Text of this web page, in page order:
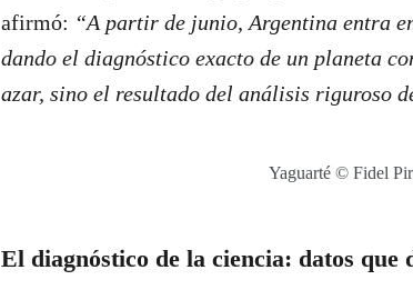
afirmó: “A partir de junio, Argentina entra
dando el diagnóstico exacto de un planeta
azar, sino el resultado del análisis riguroso
Yaguarté © Fidel
El diagnóstico de la ciencia: datos que